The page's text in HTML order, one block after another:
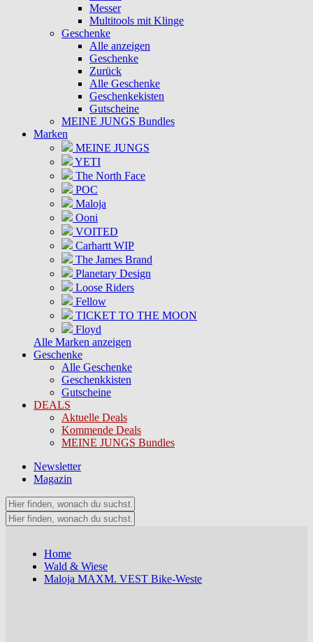
Messer
Multitools mit Klinge
Geschenke
Alle anzeigen
Geschenke
Zurück
Alle Geschenke
Geschenkekisten
Gutscheine
MEINE JUNGS Bundles
Marken
MEINE JUNGS
YETI
The North Face
POC
Maloja
Ooni
VOITED
Carhartt WIP
The James Brand
Planetary Design
Loose Riders
Fellow
TICKET TO THE MOON
Floyd
Alle Marken anzeigen
Geschenke
Alle Geschenke
Geschenkkisten
Gutscheine
DEALS
Aktuelle Deals
Kommende Deals
MEINE JUNGS Bundles
Newsletter
Magazin
Home
Wald & Wiese
Maloja MAXM. VEST Bike-Weste